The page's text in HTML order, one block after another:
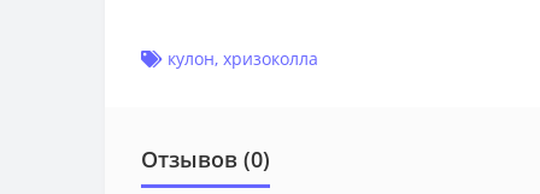
кулон, хризоколла
Отзывов (0)